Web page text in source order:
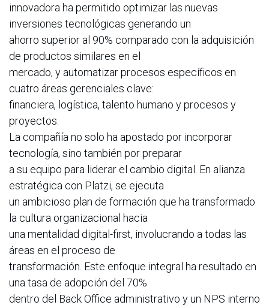
innovadora ha permitido optimizar las nuevas
inversiones tecnológicas generando un
ahorro superior al 90% comparado con la adquisición
de productos similares en el
mercado, y automatizar procesos específicos en
cuatro áreas gerenciales clave:
financiera, logística, talento humano y procesos y
proyectos.
La compañía no solo ha apostado por incorporar
tecnología, sino también por preparar
a su equipo para liderar el cambio digital. En alianza
estratégica con Platzi, se ejecuta
un ambicioso plan de formación que ha transformado
la cultura organizacional hacia
una mentalidad digital-first, involucrando a todas las
áreas en el proceso de
transformación. Este enfoque integral ha resultado en
una tasa de adopción del 70%
dentro del Back Office administrativo y un NPS interno